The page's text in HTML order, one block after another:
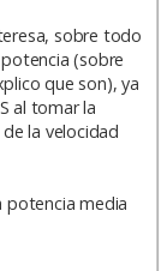
sobre todo
(sobre
que son), ya
al tomar la
la velocidad
potencia media